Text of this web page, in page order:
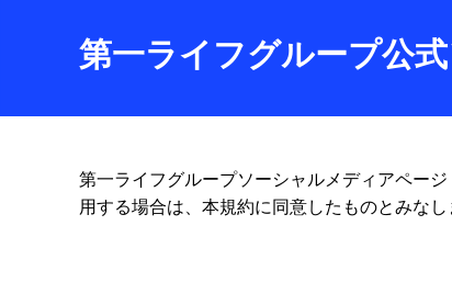
第一ライフグループ公
第一ライフグループソーシャルメディアペー
用する場合は、本規約に同意したものとみな